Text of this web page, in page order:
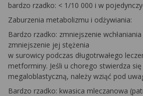
bardzo rzadko: < 1/10 000 i w
Zaburzenia metabolizmu i odżywiania:
Bardzo rzadko: zmniejszenie
zmniejszenie jej stężenia
w surowicy podczas długotrwałego
metforminy. Jeśli u chorego stwierdza
megaloblastyczną, należy wziąć pod
Bardzo rzadko: kwasica mleczanowa